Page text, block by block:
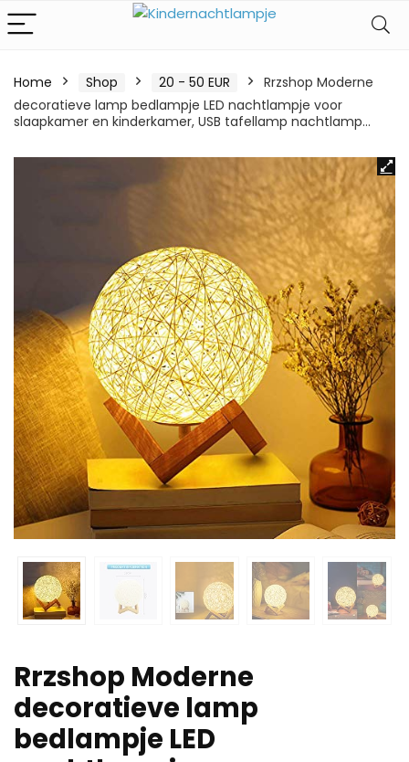
Home Shop 20 - 50 EUR
Rrzshop Moderne
decoratieve lamp bedlampje LED nachtlampje voor
slaapkamer en kinderkamer, USB tafellamp nachtlamp…
Rrzshop Moderne
decoratieve lamp
bedlampje LED